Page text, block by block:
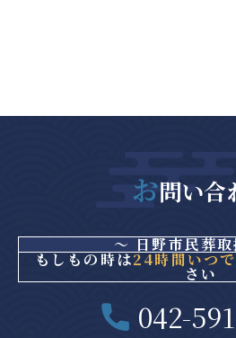
お問い合
～ 日野市民葬
もしもの時は24時間いつ
さい
042-